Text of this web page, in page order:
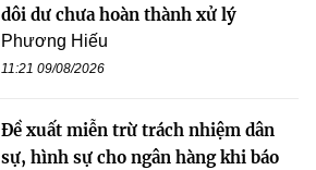
dôi dư chưa hoàn thành xử lý
Phương Hiếu
11:21 09/08/2026
Đề xuất miễn trừ trách nhiệm dân
sự, hình sự cho ngân hàng khi báo